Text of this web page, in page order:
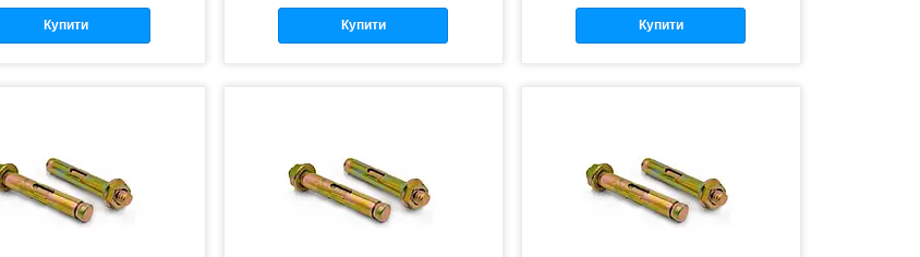
Купити Купити Купити